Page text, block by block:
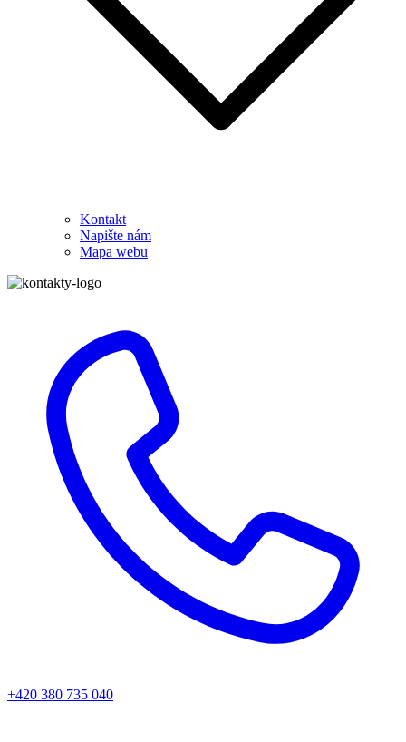
Kontakt
Napište nám
Mapa webu
+420 380 735 040